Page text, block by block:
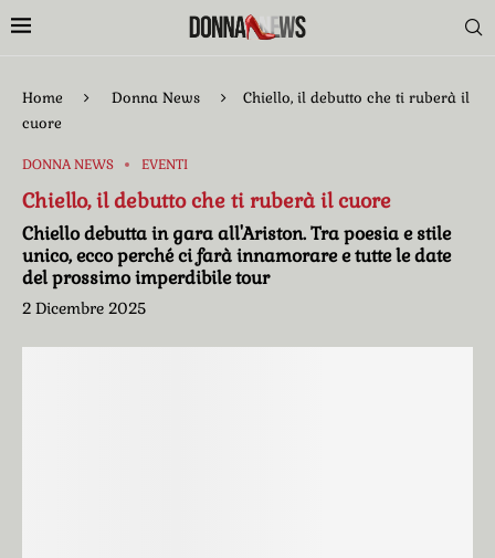
Home Donna News
Chiello, il debutto che ti ruberà il
cuore
DONNA NEWS EVENTI
Chiello, il debutto che ti ruberà il cuore
Chiello debutta in gara all'Ariston. Tra poesia e stile
unico, ecco perché ci farà innamorare e tutte le date
del prossimo imperdibile tour
2 Dicembre 2025